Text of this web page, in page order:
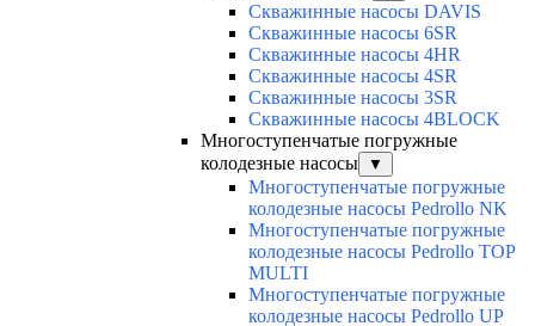
Скважинные насосы DAVIS
Скважинные насосы 6SR
Скважинные насосы 4HR
Скважинные насосы 4SR
Скважинные насосы 3SR
Скважинные насосы 4BLOCK
Многоступенчатые погружные
колодезные насосы
▼
Многоступенчатые погружные
колодезные насосы Pedrollo NK
Многоступенчатые погружные
колодезные насосы Pedrollo TOP
MULTI
Многоступенчатые погружные
колодезные насосы Pedrollo UP